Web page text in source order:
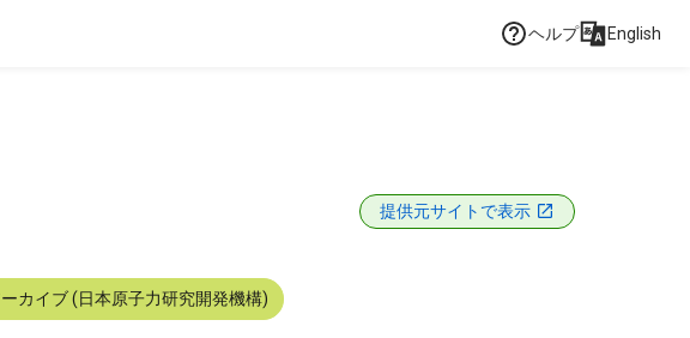
ヘルプ English
提供元サイトで表示
カイブ (日本原子力研究開発機構)